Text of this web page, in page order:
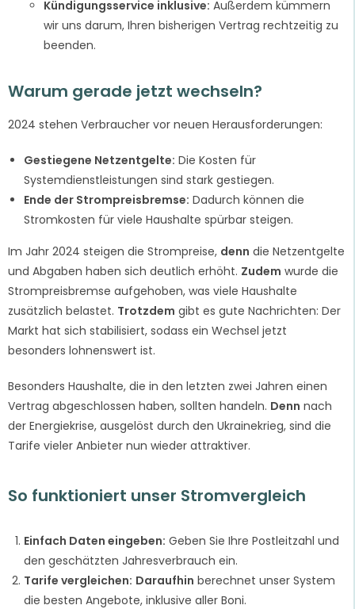
Kündigungsservice inklusive: Außerdem kümmern
wir uns darum, Ihren bisherigen Vertrag rechtzeitig zu
beenden.
Warum gerade jetzt wechseln?
2024 stehen Verbraucher vor neuen Herausforderungen:
Gestiegene Netzentgelte: Die Kosten für
Systemdienstleistungen sind stark gestiegen.
Ende der Strompreisbremse: Dadurch können die
Stromkosten für viele Haushalte spürbar steigen.
Im Jahr 2024 steigen die Strompreise, denn die Netzentgelte
und Abgaben haben sich deutlich erhöht. Zudem wurde die
Strompreisbremse aufgehoben, was viele Haushalte
zusätzlich belastet. Trotzdem gibt es gute Nachrichten: Der
Markt hat sich stabilisiert, sodass ein Wechsel jetzt
besonders lohnenswert ist.
Besonders Haushalte, die in den letzten zwei Jahren einen
Vertrag abgeschlossen haben, sollten handeln. Denn nach
der Energiekrise, ausgelöst durch den Ukrainekrieg, sind die
Tarife vieler Anbieter nun wieder attraktiver.
So funktioniert unser Stromvergleich
Einfach Daten eingeben: Geben Sie Ihre Postleitzahl und
den geschätzten Jahresverbrauch ein.
Tarife vergleichen: Daraufhin berechnet unser System
die besten Angebote, inklusive aller Boni.